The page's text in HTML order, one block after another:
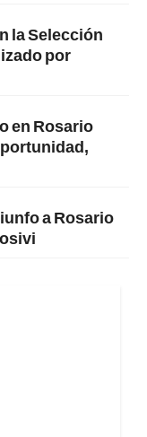
la Selección
por
en Rosario
a Rosario